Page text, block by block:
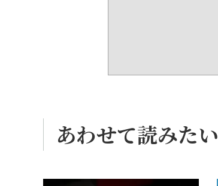
あわせて読みたい